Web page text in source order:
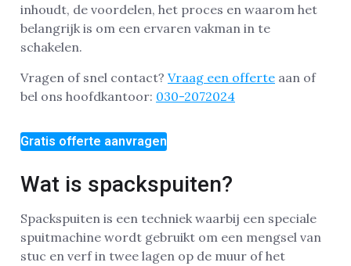
inhoudt, de voordelen, het proces en waarom het
belangrijk is om een ervaren vakman in te
schakelen.
Vragen of snel contact? Vraag een offerte aan of
bel ons hoofdkantoor: 030-2072024
Gratis offerte aanvragen
Wat is spackspuiten?
Spackspuiten is een techniek waarbij een speciale
spuitmachine wordt gebruikt om een mengsel van
stuc en verf in twee lagen op de muur of het